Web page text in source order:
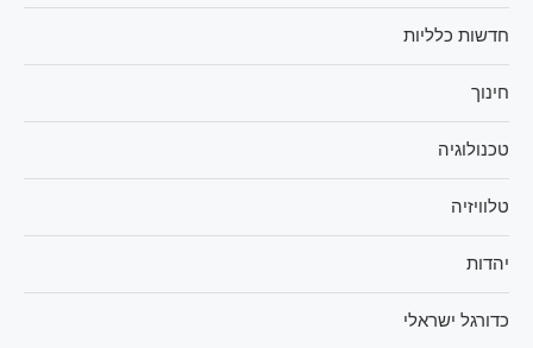
חדשות כלליות
חינוך
טכנולוגיה
טלוויזיה
יהדות
כדורגל ישראלי